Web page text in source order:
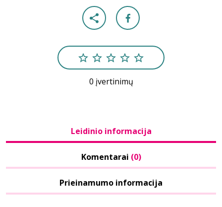
0 įvertinimų
Leidinio informacija
Komentarai (0)
Prieinamumo informacija